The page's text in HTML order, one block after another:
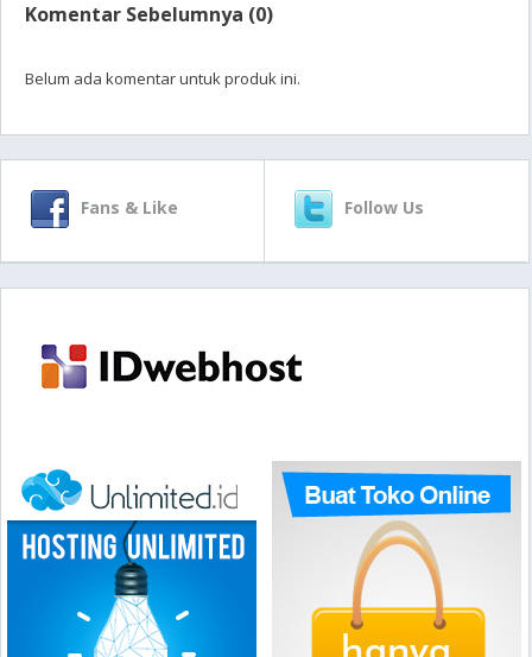
Komentar Sebelumnya (0)
Belum ada komentar untuk produk ini.
Fans & Like Follow Us